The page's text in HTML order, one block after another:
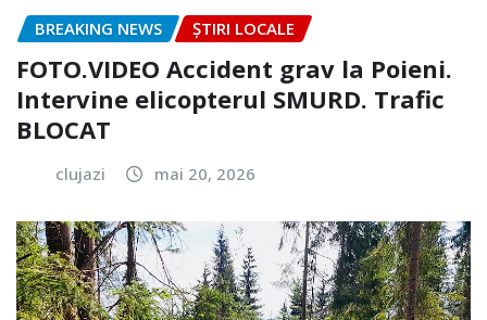
BREAKING NEWS ȘTIRI LOCALE
FOTO.VIDEO Accident grav la Poieni.
Intervine elicopterul SMURD. Trafic
BLOCAT
clujazi mai 20, 2026